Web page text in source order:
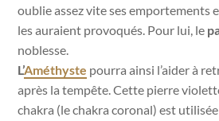
oublie assez vite ses emportements
les auraient provoqués. Pour lui, le
noblesse.
L’Améthyste pourra ainsi l’aider à
après la tempête. Cette pierre
chakra (le chakra coronal) est